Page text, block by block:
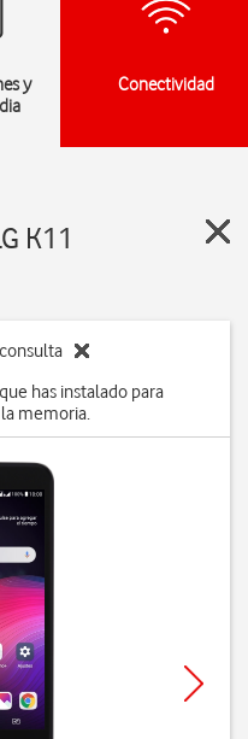
y
Conectividad
K11
has instalado para
memoria.